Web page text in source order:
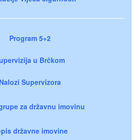
Program 5+2
u Brčkom
Nalozi Supervizora
za državnu imovinu
državne imovine